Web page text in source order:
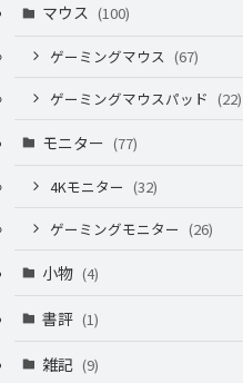
マウス (100)
ゲーミングマウス (67)
ゲーミングマウスパッド (22)
モニター (77)
4Kモニター (32)
ゲーミングモニター (26)
小物 (4)
書評 (1)
雑記 (9)